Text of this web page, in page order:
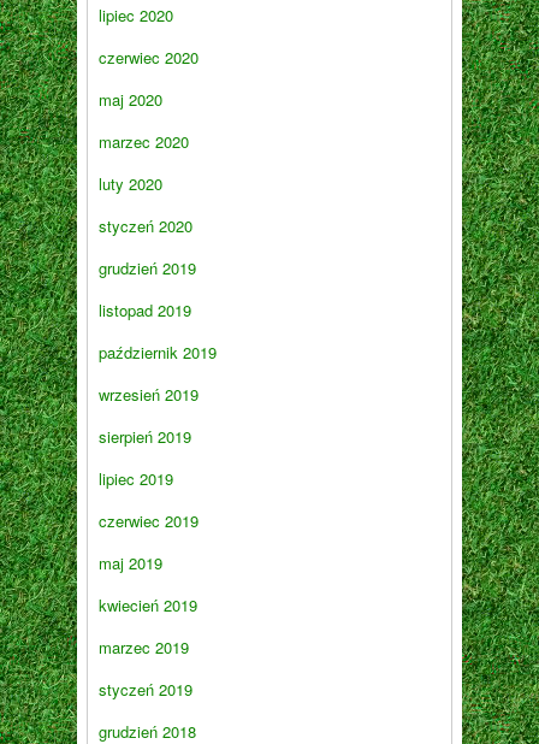
lipiec 2020
czerwiec 2020
maj 2020
marzec 2020
luty 2020
styczeń 2020
grudzień 2019
listopad 2019
październik 2019
wrzesień 2019
sierpień 2019
lipiec 2019
czerwiec 2019
maj 2019
kwiecień 2019
marzec 2019
styczeń 2019
grudzień 2018